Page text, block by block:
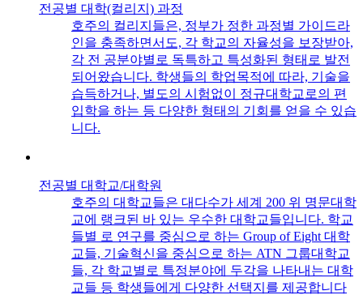
전공별 대학(컬리지) 과정
호주의 컬리지들은, 정부가 정한 과정별 가이드라
인을 충족하면서도, 각 학교의 자율성을 보장받아,
각 전 공분야별로 독특하고 특성화된 형태로 발전
되어왔습니다. 학생들의 학업목적에 따라, 기술을
습득하거나, 별도의 시험없이 정규대학교로의 편
입학을 하는 등 다양한 형태의 기회를 얻을 수 있습
니다.
전공별 대학교/대학원
호주의 대학교들은 대다수가 세계 200 위 명문대학
교에 랭크된 바 있는 우수한 대학교들입니다. 학교
들별 로 연구를 중심으로 하는 Group of Eight 대학
교들, 기술혁신을 중심으로 하는 ATN 그룹대학교
들, 각 학교별로 특정분야에 두각을 나타내는 대학
교들 등 학생들에게 다양한 선택지를 제공합니다